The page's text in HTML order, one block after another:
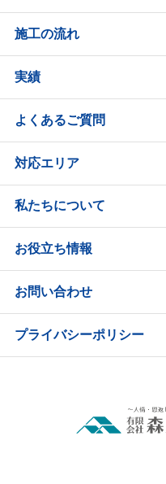
施工の流れ
実績
よくあるご質問
対応エリア
私たちについて
お役立ち情報
お問い合わせ
プライバシーポリシー